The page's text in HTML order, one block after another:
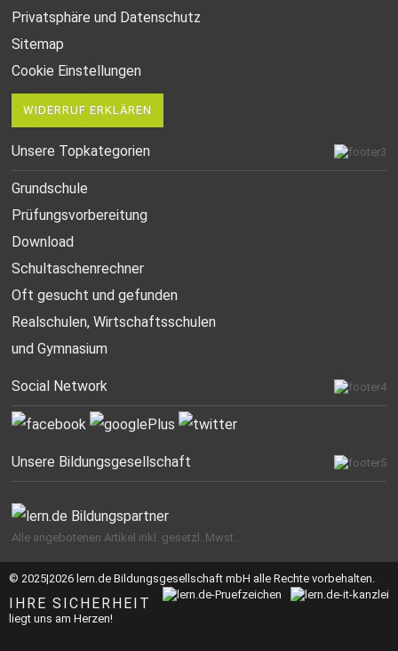
Privatsphäre und Datenschutz
Sitemap
Cookie Einstellungen
WIDERRUF ERKLÄREN
Unsere Topkategorien
Grundschule
Prüfungsvorbereitung
Download
Schultaschenrechner
Oft gesucht und gefunden
Realschulen,Wirtschaftsschulen
und Gymnasium
Social Network
Unsere Bildungsgesellschaft
Alle angebotenen Artikel inkl. gesetzl. Mwst..
© 2025|2026 lern.de Bildungsgesellschaft mbH alle Rechte vorbehalten.
IHRE SICHERHEIT
liegt uns am Herzen!